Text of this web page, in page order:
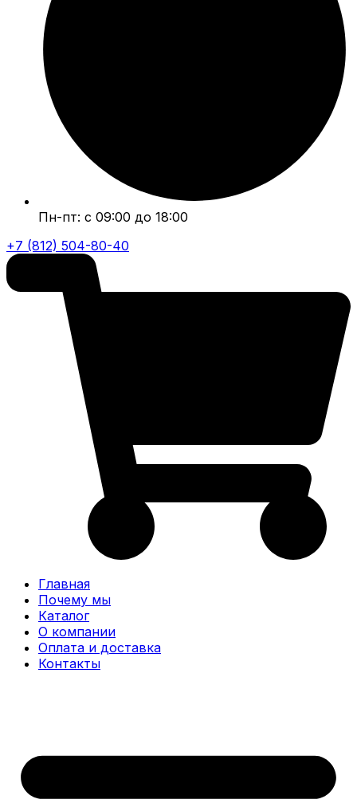
Пн-пт: с 09:00 до 18:00
+7 (812) 504-80-40
Главная
Почему мы
Каталог
О компании
Оплата и доставка
Контакты